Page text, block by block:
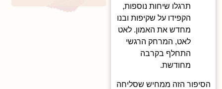
תרגלו שיחות נוספות,
הקפידו על שקיפות ובנו
מחדש את האמון. לאט
לאט, המרחק הרגשי
התחלף בקרבה
מחודשת.
הסיפור הזה ממחיש שסליחה